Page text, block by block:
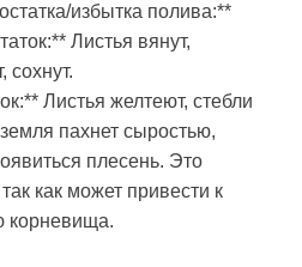
избытка полива:**
Листья вянут,
сохнут.
Листья желтеют, стебли
пахнет сыростью,
плесень. Это
как может привести к
корневища.